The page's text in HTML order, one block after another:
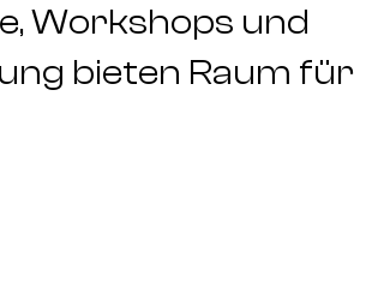
Workshops und
bieten Raum für